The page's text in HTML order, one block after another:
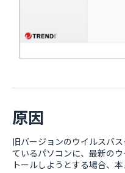
原因
旧バージョンのウイルスバ
ているパソコンに、最新の
トールしようとする場合、